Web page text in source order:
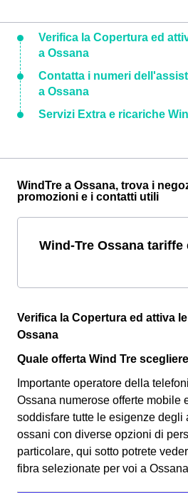
Verifica la Copertura ed
a Ossana
Contatta i numeri
a Ossana
Servizi Extra e ricariche
WindTre a Ossana, trova i
promozioni e i contatti utili
Wind-Tre Ossana
Verifica la Copertura ed attiva
Ossana
Quale offerta Wind Tre
Importante operatore della
Ossana numerose offerte mobile
soddisfare tutte le esigenze degli
ossani con diverse opzioni di
particolare, qui sotto potrete
fibra selezionate per voi a